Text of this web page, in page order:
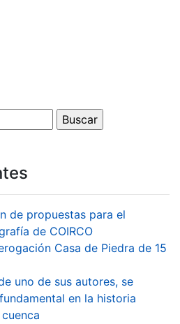
de propuestas para el
de COIRCO
Casa de Piedra de 15
uno de sus autores, se
en la historia